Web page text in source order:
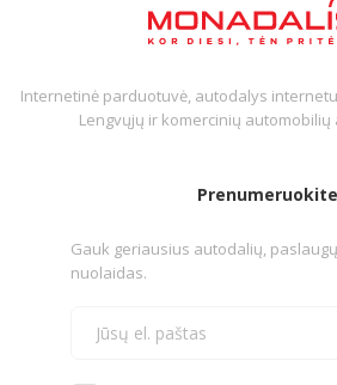
Internetinė parduotuvė, autodalys
Lengvųjų ir komercinių automobilių
Prenumeruokite
Gauk geriausius autodalių,
nuolaidas.